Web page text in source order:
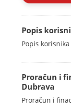
Popis
Popis
Proračun i
Dubrava
Proračun i